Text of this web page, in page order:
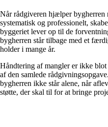
Når rådgiveren hjælper bygherren
systematisk og professionelt,
byggeriet lever op til de
bygherren står tilbage med et
holder i mange år.
Håndtering af mangler er ikke
af den samlede
bygherren ikke står alene, når
støtte, der skal til for at bringe